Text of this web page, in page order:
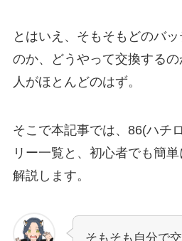
とはいえ、そもそもどのバ
のか、どうやって交換する
人がほとんどのはず。
そこで本記事では、86(ハチ
リー一覧と、初心者でも簡
解説します。
そもそも自分で